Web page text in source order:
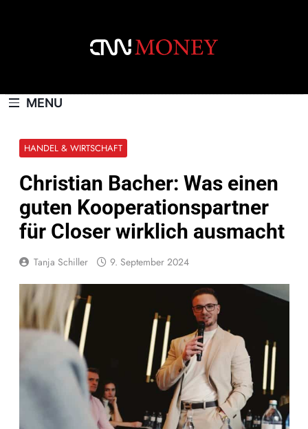
MENU
HANDEL & WIRTSCHAFT
Christian Bacher: Was einen
guten Kooperationspartner
für Closer wirklich ausmacht
Tanja Schiller 9. September 2024